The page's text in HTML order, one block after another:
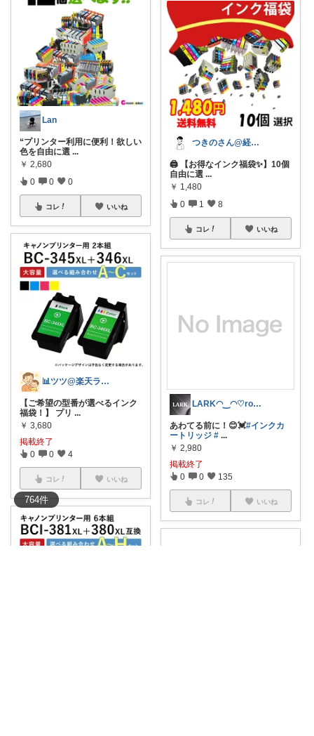
764件
Lan
“プリンター利用に便利！欲しい
色を自由に選 ...
￥ 2,680
0 0 0
コレ いいね
📊ツツ@楽天ランキングROOM
【ご希望の型番が選べるインク
福袋！】 プリ ...
￥ 3,680
掲載終了
0 0 4
コレ いいね
つきのさん@経由購入感謝🎉
🖨️ 【お得なインク福袋✨】10個
自由に選 ...
￥ 1,480
0 1 8
コレ いいね
LARK◠‿◠♡room
あわてる前に！😊💓#インクカ
ートリッジ # ...
￥ 2,980
掲載終了
0 0 135
コレ いいね